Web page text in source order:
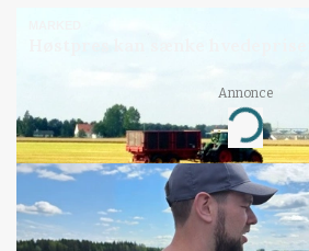
Annonce
Loading...